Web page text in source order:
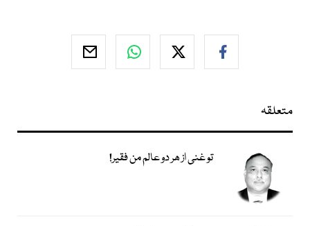
متعلقہ
تو غنی از ھر دو عالم من فقیر!